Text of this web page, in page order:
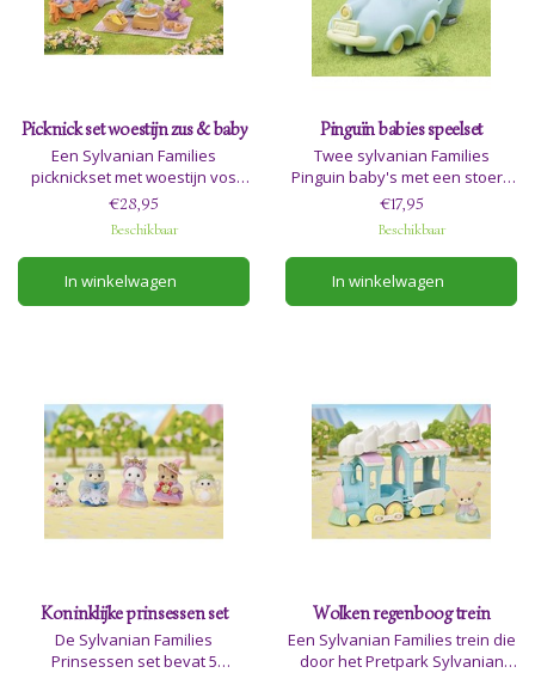
Picknick set woestijn zus & baby
Een Sylvanian Families
picknickset met woestijn vos
zus en baby. De set bevat een
duwwagen, en alle
picknickspullen voor een
heerlijke picknick.
€28,95
Beschikbaar
In winkelwagen
Pinguïn babies speelset
Twee sylvanian Families
Pinguin baby's met een stoere
auto en motorbrillen.
€17,95
Beschikbaar
In winkelwagen
Koninklijke prinsessen set
De Sylvanian Families
Prinsessen set bevat 5
Wolken regenboog trein
Een Sylvanian Families trein die
door het Pretpark Sylvanian